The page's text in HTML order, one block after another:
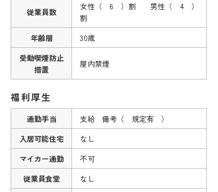
従業員数
女性（ 6 ）割 男性（ 4 ）
割
年齢層
30歳
受動喫煙防止
措置
屋内禁煙
福利厚生
通勤手当
支給 備考（ 規定有 ）
入居可能住宅
なし
マイカー通勤
不可
従業員食堂
なし